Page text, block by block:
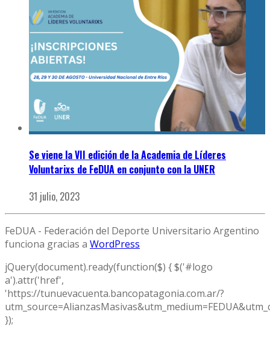
Se viene la VII edición de la Academia de Líderes
Voluntarixs de FeDUA en conjunto con la UNER
31 julio, 2023
FeDUA - Federación del Deporte Universitario Argentino
funciona gracias a WordPress
jQuery(document).ready(function($) { $('#logo
a').attr('href',
'https://tunuevacuenta.bancopatagonia.com.ar/?
});